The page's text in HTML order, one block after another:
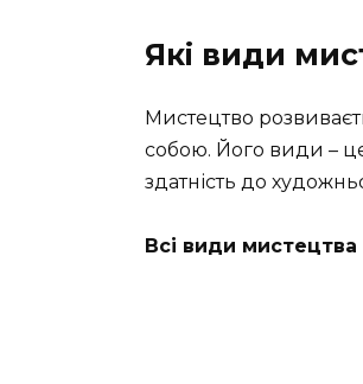
Які види
Мистецтво
собою. Його види –
здатність до
Всі види